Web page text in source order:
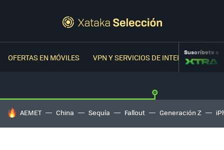
OFERTAS EN MÓVILES VPN Y SERVICIOS DE INTERNETSuscríbete a
HOY SE HABLA DE
AEMET China Sequía Fallout Generación Z